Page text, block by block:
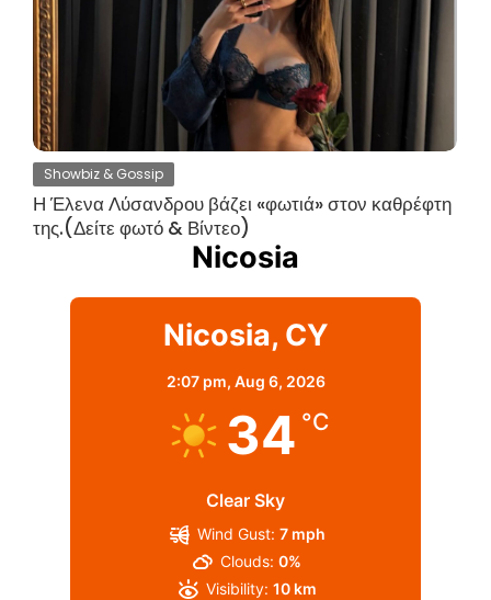
Showbiz & Gossip
Η Έλενα Λύσανδρου βάζει «φωτιά» στον καθρέφτη
της.(Δείτε φωτό & Βίντεο)
Nicosia
Nicosia, CY
2:07 pm, Aug 6, 2026
34 °C
Clear Sky
Wind Gust: 7 mph
Clouds: 0%
Visibility: 10 km